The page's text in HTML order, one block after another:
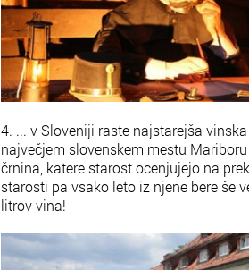
4. ... v Sloveniji raste najstarejša
največjem slovenskem mestu
črnina, katere starost ocenjujejo na
starosti pa vsako leto iz njene bere še
litrov vina!